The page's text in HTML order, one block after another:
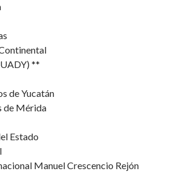
**
de Yucatán
de Mérida
Estado
Manuel Crescencio Rejón